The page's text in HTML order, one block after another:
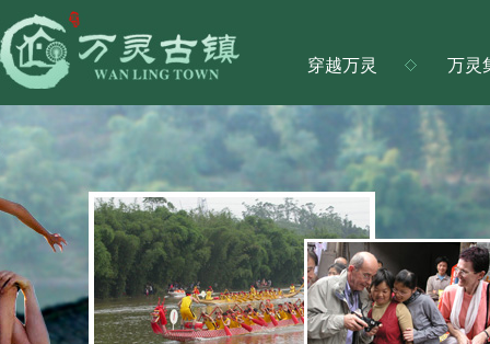
穿越万灵 万灵
万灵古镇欢迎您！万灵古镇欢迎您！万灵古镇欢迎您！